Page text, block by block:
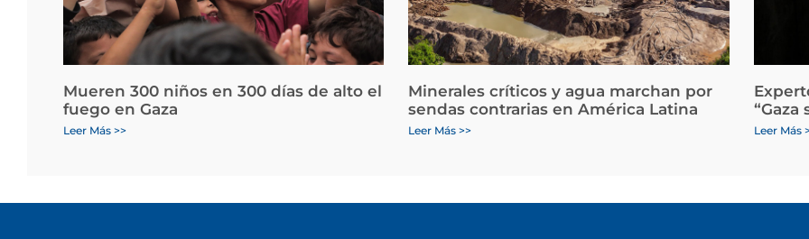
Mueren 300 niños en 300 días de alto el
fuego en Gaza
Leer Más >>
Minerales críticos y agua marchan por
sendas contrarias en América Latina
Leer Más >>
“Gaza
Leer Más